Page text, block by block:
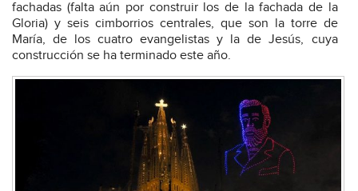
fachadas (falta aún por construir los de la fachada de la
Gloria) y seis cimborrios centrales, que son la torre de
María, de los cuatro evangelistas y la de Jesús, cuya
construcción se ha terminado este año.